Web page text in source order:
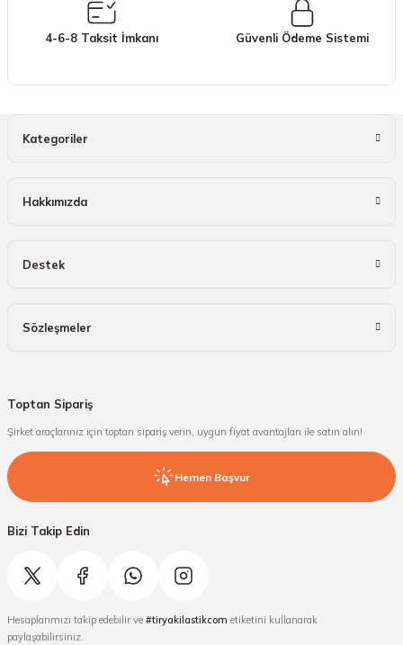
Bu ürüne benzer farklı alternatifler olmalı.
4-6-8 Taksit İmkanı Güvenli Ödeme Sistemi
Kategoriler
Hakkımızda
Destek
Sözleşmeler
Toptan Sipariş
Şirket araçlarınız için toptan sipariş verin, uygun fiyat avantajları ile satın alın!
Hemen Başvur
Bizi Takip Edin
Hesaplarımızı takip edebilir ve #tiryakilastikcom etiketini kullanarak
paylaşabilirsiniz.